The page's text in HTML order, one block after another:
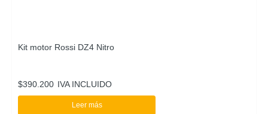
Kit motor Rossi DZ4 Nitro
$390.200 IVA INCLUIDO
Leer más